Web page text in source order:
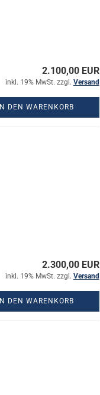
2.100,00 EUR
inkl. 19% MwSt. zzgl. Versand
IN DEN WARENKORB
2.300,00 EUR
inkl. 19% MwSt. zzgl. Versand
IN DEN WARENKORB